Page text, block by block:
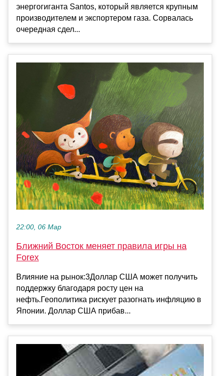
энергогиганта Santos, который является крупным
производителем и экспортером газа. Сорвалась
очередная сдел...
22:00, 06 Мар
Ближний Восток меняет правила игры на
Forex
Влияние на рынок:3Доллар США может получить
поддержку благодаря росту цен на
нефть.Геополитика рискует разогнать инфляцию в
Японии. Доллар США прибав...